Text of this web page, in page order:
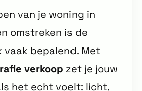
van je woning in
omstreken is de
vaak bepalend. Met
verkoop zet je jouw
het echt voelt: licht,